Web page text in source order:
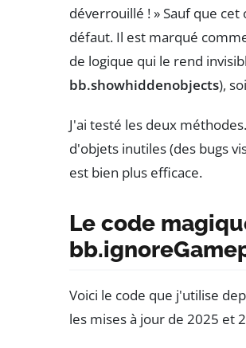
déverrouillé ! » Sauf que
défaut. Il est marqué
de logique qui le rend
bb.showhiddenobjects),
J'ai testé les deux
d'objets inutiles (des bugs
est bien plus efficace.
Le code
Voici le code que j'utilise
les mises à jour de 2025 et